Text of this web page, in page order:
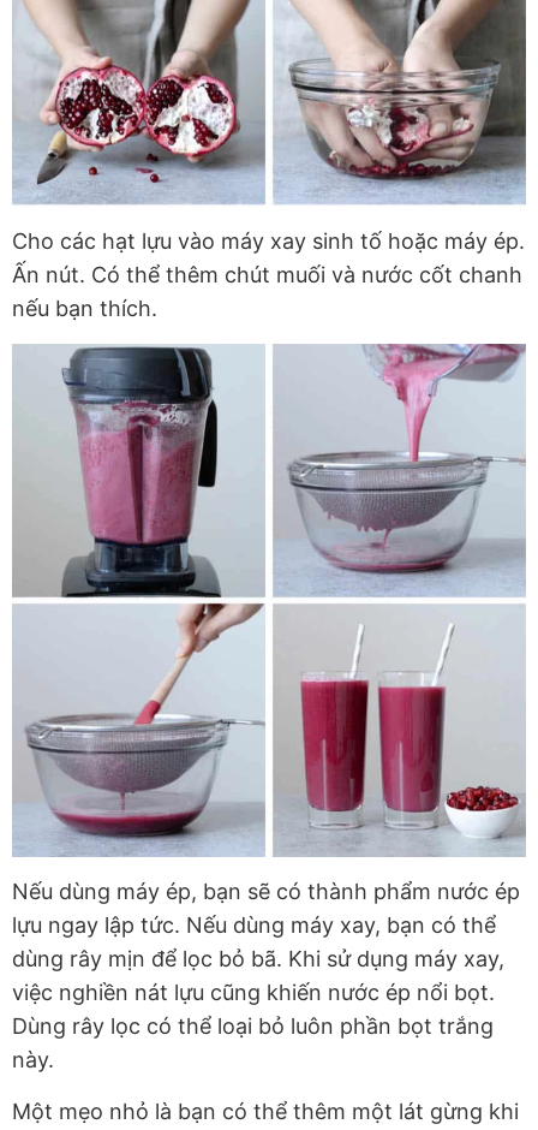
Cho các hạt lựu vào máy xay sinh tố hoặc máy ép.
Ấn nút. Có thể thêm chút muối và nước cốt chanh
nếu bạn thích.
Nếu dùng máy ép, bạn sẽ có thành phẩm nước ép
lựu ngay lập tức. Nếu dùng máy xay, bạn có thể
dùng rây mịn để lọc bỏ bã. Khi sử dụng máy xay,
việc nghiền nát lựu cũng khiến nước ép nổi bọt.
Dùng rây lọc có thể loại bỏ luôn phần bọt trắng
này.
Một mẹo nhỏ là bạn có thể thêm một lát gừng khi